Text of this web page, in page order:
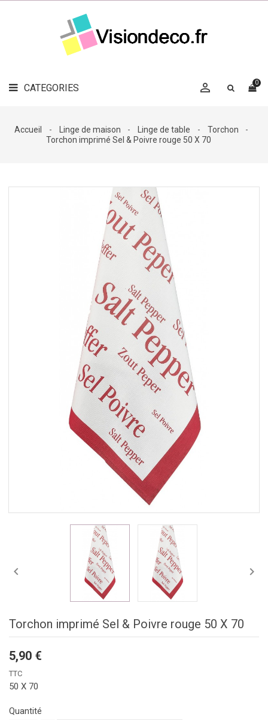
CATEGORIES 0

LE
MAG
DÉCO

DÉCO
Accueil Linge de maison Linge de table
Torchon
Torchon imprimé Sel & Poivre rouge 50 X 70
 
Torchon imprimé Sel & Poivre rouge 50 X 70
5,90 €
TTC
50 X 70
Quantité